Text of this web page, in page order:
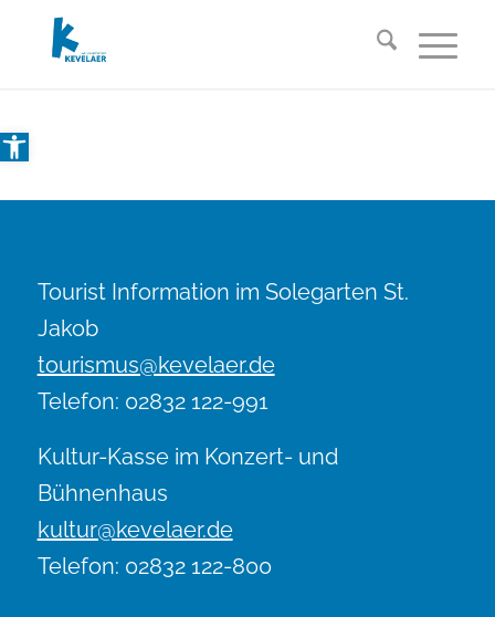
Open toolbar
Tourist Information im Solegarten St.
Jakob
tourismus@kevelaer.de
Telefon: 02832 122-991
Kultur-Kasse im Konzert- und
Bühnenhaus
kultur@kevelaer.de
Telefon: 02832 122-800